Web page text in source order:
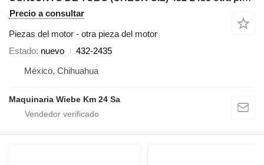
Precio a consultar
Piezas del motor - otra pieza del motor
Estado nuevo
432-2435
México, Chihuahua
Maquinaria Wiebe Km 24 Sa